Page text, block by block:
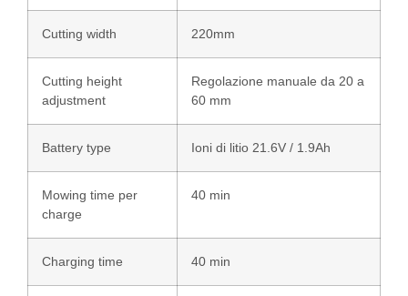
Cutting width 220mm
Cutting height
adjustment
Regolazione manuale da 20 a
60 mm
Battery type Ioni di litio 21.6V / 1.9Ah
Mowing time per
charge
40 min
Charging time 40 min